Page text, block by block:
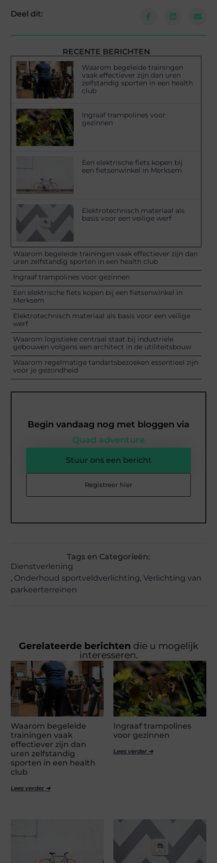
Deel dit:
RECENTE BERICHTEN
Waarom begeleide trainingen
vaak effectiever zijn dan uren
zelfstandig sporten in een health
club
Ingraaf trampolines voor
gezinnen
Een elektrische fiets kopen bij
een fietsenwinkel in Merksem
Elektrotechnisch materiaal als
basis voor een veilige werf
Waarom begeleide trainingen vaak effectiever zijn dan
uren zelfstandig sporten in een health club
Ingraaf trampolines voor gezinnen
Een elektrische fiets kopen bij een fietsenwinkel in
Merksem
Elektrotechnisch materiaal als basis voor een veilige
werf
Waarom logistieke centraal staat bij industriële
gebouwen volgens een architect in de utiliteitsbouw
Waarom regelmatige tandartsbezoeken essentieel zijn
voor je gezondheid
Begin vandaag nog met bloggen via
Quad adventure
Stuur ons een bericht
Registreer hier
Tags en Categorieën:
Dienstverlening
, Onderhoud sportveldverlichting,Verlichting van
parkeerterreinen
Gerelateerde berichten die u mogelijk
interesseren.
Waarom begeleide
trainingen vaak
effectiever zijn dan
uren zelfstandig
sporten in een health
club
Lees verder ➜
Ingraaf trampolines
voor gezinnen
Lees verder ➜